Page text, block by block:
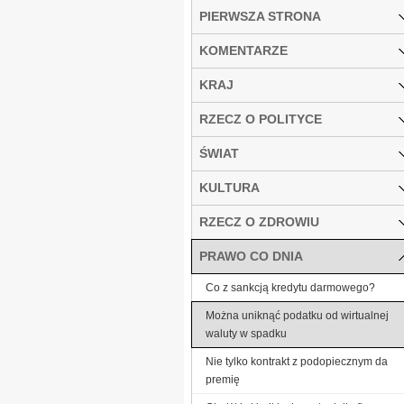
PIERWSZA STRONA
KOMENTARZE
KRAJ
RZECZ O POLITYCE
ŚWIAT
KULTURA
RZECZ O ZDROWIU
PRAWO CO DNIA
Co z sankcją kredytu darmowego?
Można uniknąć podatku od wirtualnej
waluty w spadku
Nie tylko kontrakt z podopiecznym da
premię